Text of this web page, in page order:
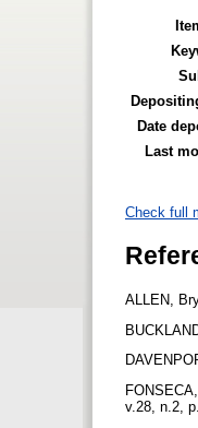
Date
Last
Check full
ALLEN,
v.28, n.2,